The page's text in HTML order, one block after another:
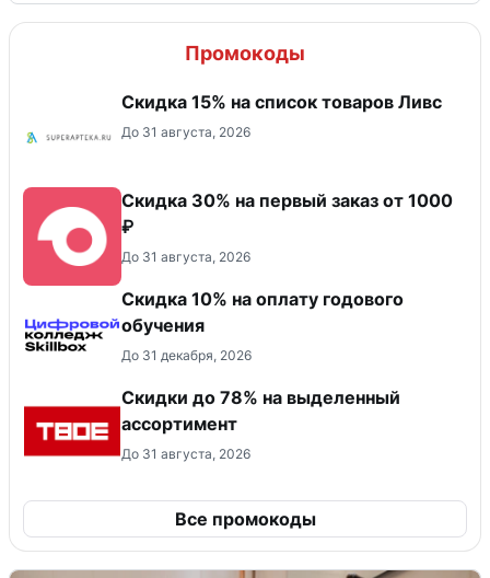
Промокоды
Скидка 15% на список товаров Ливс
До 31 августа, 2026
Скидка 30% на первый заказ от 1000
₽
До 31 августа, 2026
Скидка 10% на оплату годового
обучения
До 31 декабря, 2026
Скидки до 78% на выделенный
ассортимент
До 31 августа, 2026
Все промокоды